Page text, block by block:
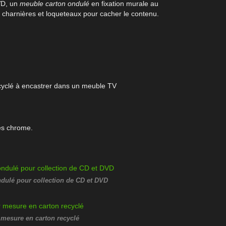
un meuble carton ondulé en fixation murale au
et loqueteaux pour cacher le contenu.
à encastrer dans un meuble TV
chrome.
pour collection de CD et DVD
en carton recyclé